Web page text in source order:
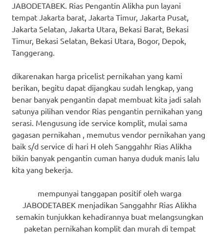
JABODETABEK. Rias Pengantin Alikha pun layani
tempat Jakarta barat, Jakarta Timur, Jakarta Pusat,
Jakarta Selatan, Jakarta Utara, Bekasi Barat, Bekasi
Timur, Bekasi Selatan, Bekasi Utara, Bogor, Depok,
Tanggerang.
dikarenakan harga pricelist pernikahan yang kami
berikan, begitu dapat dijangkau sudah lengkap, yang
benar banyak pengantin dapat membuat kita jadi salah
satunya pilihan vendor Rias pengantin pernikahan yang
serasi. Mengusung ide service komplit, mulai sama
gagasan pernikahan , memutus vendor pernikahan yang
baik s/d service di hari H oleh Sanggahhr Rias Alikha
bikin banyak pengantin cuman hanya duduk manis lalu
kita yang bekerja.
mempunyai tanggapan positif oleh warga
JABODETABEK menjadikan Sanggahhr Rias Alikha
semakin tunjukkan kehadirannya buat melangsungkan
paketan pernikahan komplit dan murah di tempat